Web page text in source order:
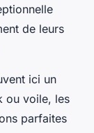
de leurs
ici un
ou voile, les
parfaites